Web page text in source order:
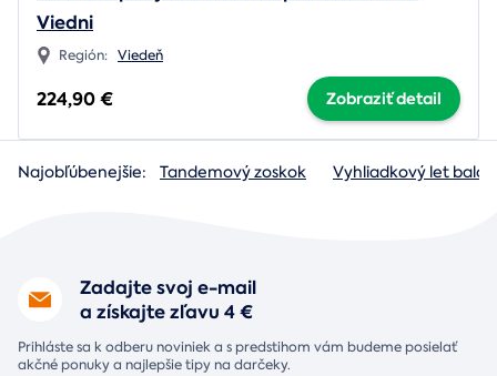
Viedni
Región: Viedeň
224,90 € Zobraziť detail
Najobľúbenejšie: Tandemový zoskok Vyhliadkový let
Zadajte svoj e-mail
a získajte zľavu 4 €
Prihláste sa k odberu noviniek a s predstihom vám budeme posielať
akčné ponuky a najlepšie tipy na darčeky.